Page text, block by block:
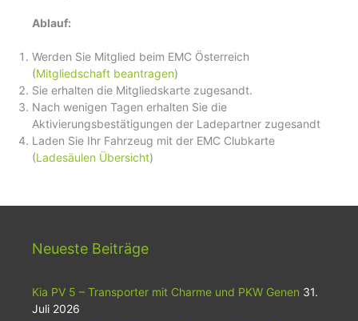
Ablauf:
Werden Sie Mitglied beim EMC Österreich
(Mitgliedschaft beantragen)
Sie erhalten die Mitgliedskarte zugesandt.
Nach wenigen Tagen erhalten Sie die
Aktivierungsbestätigungen der Ladepartner zugesandt
Laden Sie Ihr Fahrzeug mit der EMC Clubkarte
(Ladesäulen Übersicht)
Neueste Beiträge
Kia PV 5 – Transporter mit Charme und PKW Genen 31.
Juli 2026